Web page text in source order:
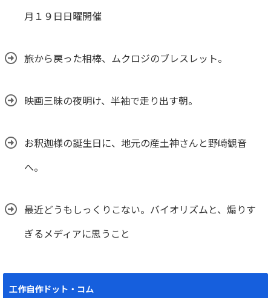
月１９日日曜開催
旅から戻った相棒、ムクロジのブレスレット。
映画三昧の夜明け、半袖で走り出す朝。
お釈迦様の誕生日に、地元の産土神さんと野崎観音
へ。
最近どうもしっくりこない。バイオリズムと、煽りす
ぎるメディアに思うこと
工作自作ドット・コム